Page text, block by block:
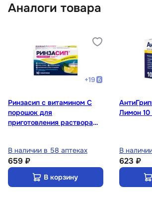
Аналоги товара
+19
Ринзасип с витамином С
порошок для
приготовления раствора
В наличии в 58 аптеках
659 ₽
В корзину
Лимон
В
623 ₽